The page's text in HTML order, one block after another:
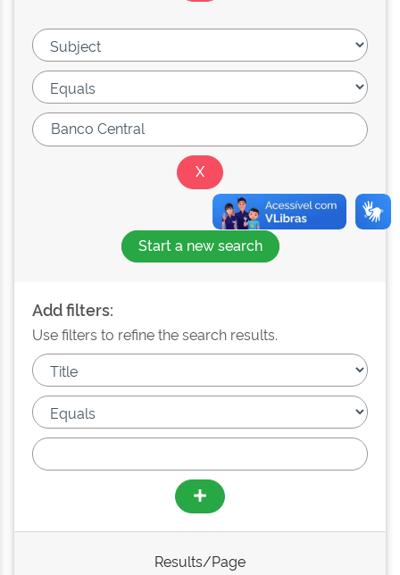
Start a new search
Add filters:
Use filters to refine the search results.
Results/Page